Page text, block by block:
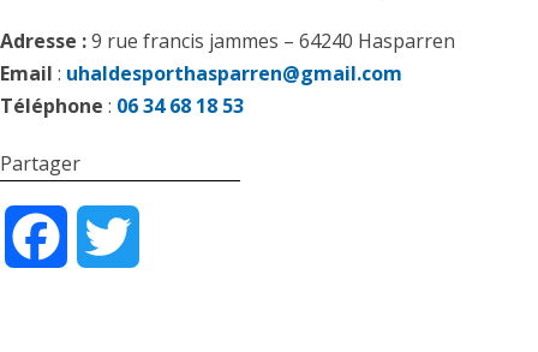
Adresse :9 rue francis jammes – 64240 Hasparren
Email : uhaldesporthasparren@gmail.com
Téléphone : 06 34 68 18 53
Partager
Facebook